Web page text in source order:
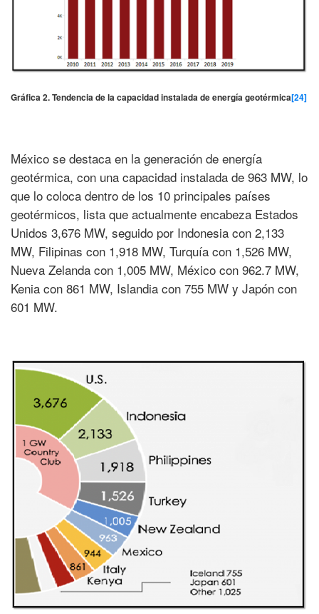
Gráfica 2. Tendencia de la capacidad instalada de energía geotérmica[24]
México se destaca en la generación de energía
geotérmica, con una capacidad instalada de 963 MW, lo
que lo coloca dentro de los 10 principales países
geotérmicos, lista que actualmente encabeza Estados
Unidos 3,676 MW, seguido por Indonesia con 2,133
MW, Filipinas con 1,918 MW, Turquía con 1,526 MW,
Nueva Zelanda con 1,005 MW, México con 962.7 MW,
Kenia con 861 MW, Islandia con 755 MW y Japón con
601 MW.